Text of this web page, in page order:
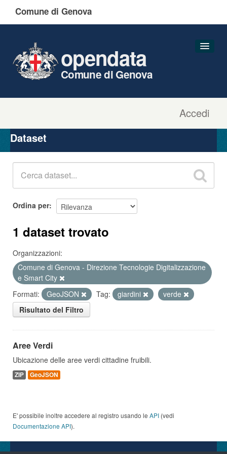
Comune di Genova
Accedi
opendata
Comune di Genova
Organizzazioni
Gruppi
Dataset
Ordina per
1 dataset trovato
Organizzazioni:
Comune di Genova - Direzione Tecnologie Digitalizzazione
e Smart City
Formati:
GeoJSON Tag: giardini
verde
Risultato del Filtro
Aree Verdi
Ubicazione delle aree verdi cittadine fruibili.
ZIP GeoJSON
E' possibile inoltre accedere al registro usando le API (vedi
Documentazione API).